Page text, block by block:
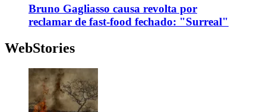
Bruno Gagliasso causa revolta por
reclamar de fast-food fechado: "Surreal"
WebStories